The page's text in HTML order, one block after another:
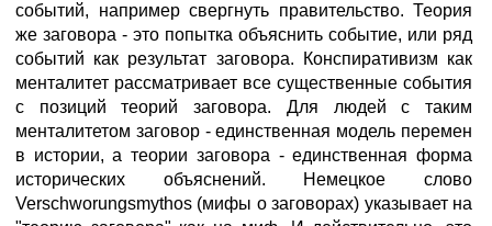
событий, например свергнуть правительство. Теория
же заговора - это попытка объяснить событие, или ряд
событий как результат заговора. Конспиративизм как
менталитет рассматривает все существенные события
с позиций теорий заговора. Для людей с таким
менталитетом заговор - единственная модель перемен
в истории, а теории заговора - единственная форма
исторических объяснений. Немецкое слово
Verschworungsmythos (мифы о заговорах) указывает на